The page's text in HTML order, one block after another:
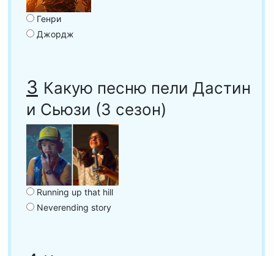
Генри
Джордж
3 Какую песню пели Дастин
и Сьюзи (3 сезон)
Running up that hill
Neverending story